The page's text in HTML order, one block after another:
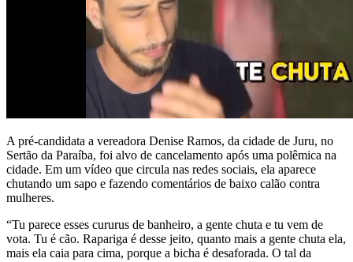
A pré-candidata a vereadora Denise Ramos, da cidade de Juru, no
Sertão da Paraíba, foi alvo de cancelamento após uma polêmica na
cidade. Em um vídeo que circula nas redes sociais, ela aparece
chutando um sapo e fazendo comentários de baixo calão contra
mulheres.
“Tu parece esses cururus de banheiro, a gente chuta e tu vem de
vota. Tu é cão. Rapariga é desse jeito, quanto mais a gente chuta ela,
mais ela caia para cima, porque a bicha é desaforada. O tal da